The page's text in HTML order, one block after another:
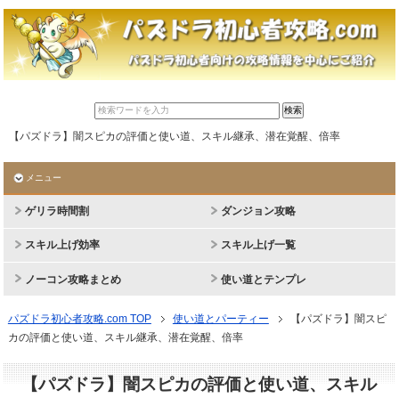
【パズドラ】闇スピカの評価と使い道、スキル継承、潜在覚醒、倍率
メニュー
ゲリラ時間割 ダンジョン攻略
スキル上げ効率 スキル上げ一覧
ノーコン攻略まとめ 使い道とテンプレ
パズドラ初心者攻略.com TOP 使い道とパーティー
【パズドラ】闇スピ
カの評価と使い道、スキル継承、潜在覚醒、倍率
【パズドラ】闇スピカの評価と使い道、スキル